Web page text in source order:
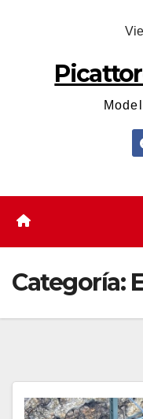
Categoría: